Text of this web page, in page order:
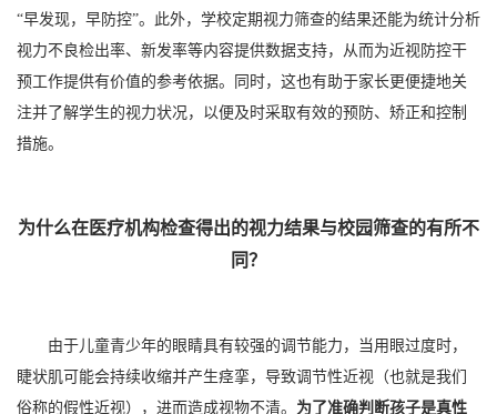
“早发现，早防控”。此外，学校定期视力筛查的结果还能为统计分析
视力不良检出率、新发率等内容提供数据支持，从而为近视防控干
预工作提供有价值的参考依据。同时，这也有助于家长更便捷地关
注并了解学生的视力状况，以便及时采取有效的预防、矫正和控制
措施。
为什么在医疗机构检查得出的视力结果与校园筛查的有所不
同？
由于儿童青少年的眼睛具有较强的调节能力，当用眼过度时，
睫状肌可能会持续收缩并产生痉挛，导致调节性近视（也就是我们
俗称的假性近视），进而造成视物不清。 为了准确判断孩子是真性